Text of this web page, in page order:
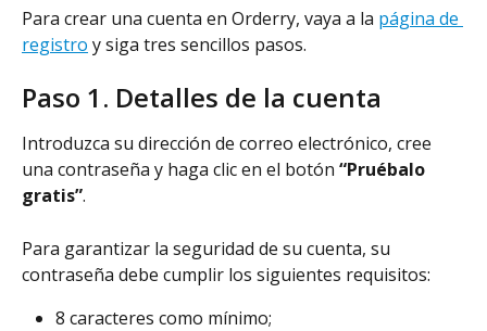
Para crear una cuenta en Orderry, vaya a la página de
registro y siga tres sencillos pasos.
Paso 1. Detalles de la cuenta
Introduzca su dirección de correo electrónico, cree
una contraseña y haga clic en el botón “Pruébalo
gratis”.
Para garantizar la seguridad de su cuenta, su
contraseña debe cumplir los siguientes requisitos:
8 caracteres como mínimo;